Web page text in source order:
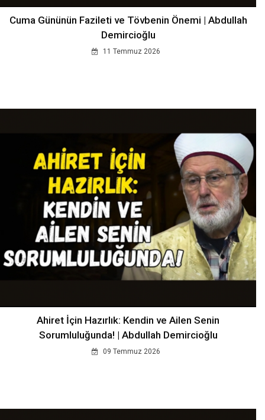
Cuma Gününün Fazileti ve Tövbenin Önemi | Abdullah
Demircioğlu
11 Temmuz 2026
Ahiret İçin Hazırlık: Kendin ve Ailen Senin
Sorumluluğunda! | Abdullah Demircioğlu
09 Temmuz 2026